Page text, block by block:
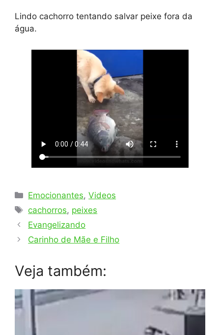
Lindo cachorro tentando salvar peixe fora da
água.
Categorias
Emocionantes,Videos
Tags
cachorros, peixes
Evangelizando
Carinho de Mãe e Filho
Veja também: